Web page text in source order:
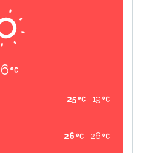
19
25
26
26